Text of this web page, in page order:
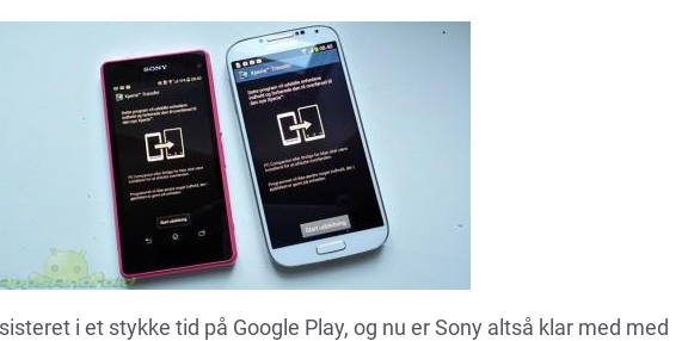
i et stykke tid på Google Play, og nu er Sony altså klar med med